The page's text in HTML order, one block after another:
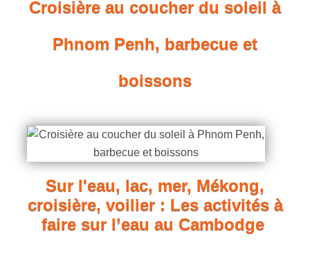
Croisière au coucher du soleil à
Phnom Penh, barbecue et
boissons
Sur l'eau, lac, mer, Mékong,
croisière, voilier : Les activités à
faire sur l’eau au Cambodge